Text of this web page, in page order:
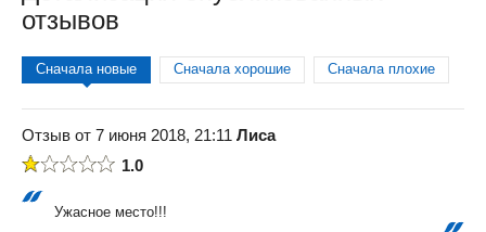
отзывов
Сначала новые Сначала хорошие Сначала плохие
Отзыв от 7 июня 2018, 21:11 Лиса
1.0
Ужасное место!!!